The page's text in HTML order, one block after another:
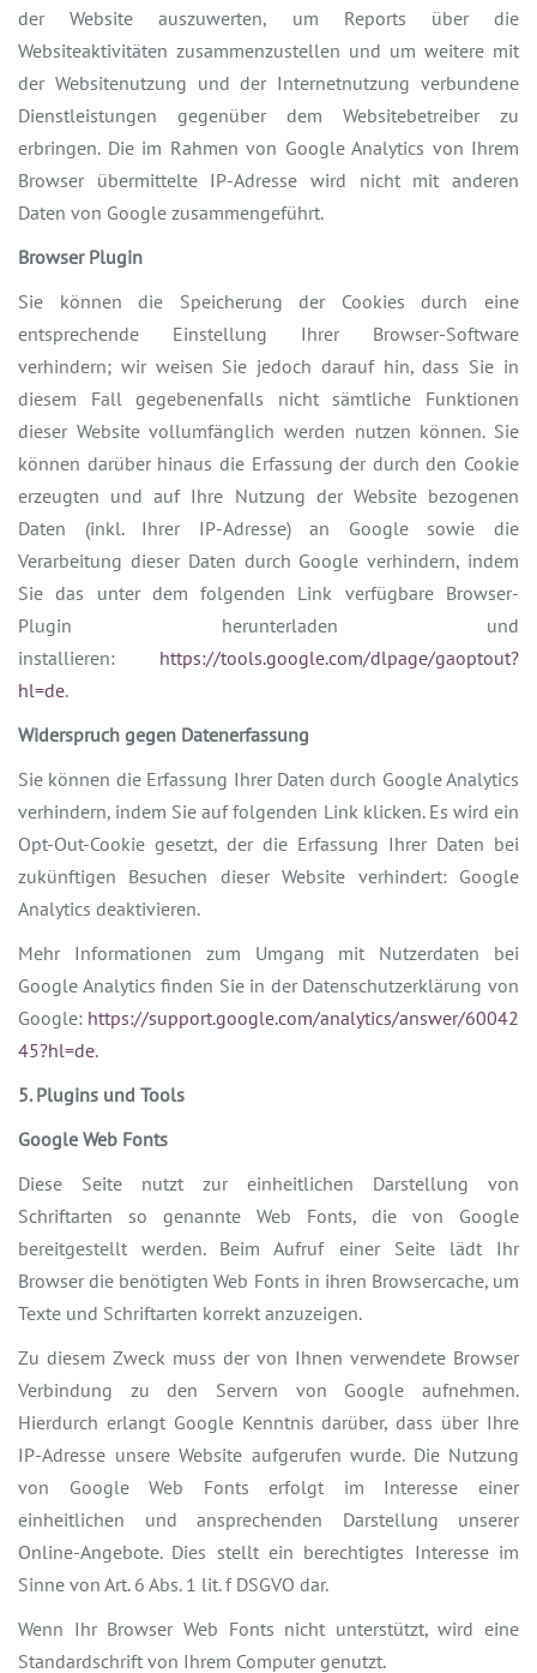
der Website auszuwerten, um Reports über die
Websiteaktivitäten zusammenzustellen und um weitere mit
der Websitenutzung und der Internetnutzung verbundene
Dienstleistungen gegenüber dem Websitebetreiber zu
erbringen. Die im Rahmen von Google Analytics von Ihrem
Browser übermittelte IP-Adresse wird nicht mit anderen
Daten von Google zusammengeführt.
Browser Plugin
Sie können die Speicherung der Cookies durch eine
entsprechende Einstellung Ihrer Browser-Software
verhindern; wir weisen Sie jedoch darauf hin, dass Sie in
diesem Fall gegebenenfalls nicht sämtliche Funktionen
dieser Website vollumfänglich werden nutzen können. Sie
können darüber hinaus die Erfassung der durch den Cookie
erzeugten und auf Ihre Nutzung der Website bezogenen
Daten (inkl. Ihrer IP-Adresse) an Google sowie die
Verarbeitung dieser Daten durch Google verhindern, indem
Sie das unter dem folgenden Link verfügbare Browser-
Plugin herunterladen und
installieren: https://tools.google.com/dlpage/gaoptout?
hl=de.
Widerspruch gegen Datenerfassung
Sie können die Erfassung Ihrer Daten durch Google Analytics
verhindern, indem Sie auf folgenden Link klicken. Es wird ein
Opt-Out-Cookie gesetzt, der die Erfassung Ihrer Daten bei
zukünftigen Besuchen dieser Website verhindert: Google
Analytics deaktivieren.
Mehr Informationen zum Umgang mit Nutzerdaten bei
Google Analytics finden Sie in der Datenschutzerklärung von
Google: https://support.google.com/analytics/answer/60042
45?hl=de.
5. Plugins und Tools
Google Web Fonts
Diese Seite nutzt zur einheitlichen Darstellung von
Schriftarten so genannte Web Fonts, die von Google
bereitgestellt werden. Beim Aufruf einer Seite lädt Ihr
Browser die benötigten Web Fonts in ihren Browsercache, um
Texte und Schriftarten korrekt anzuzeigen.
Zu diesem Zweck muss der von Ihnen verwendete Browser
Verbindung zu den Servern von Google aufnehmen.
Hierdurch erlangt Google Kenntnis darüber, dass über Ihre
IP-Adresse unsere Website aufgerufen wurde. Die Nutzung
von Google Web Fonts erfolgt im Interesse einer
einheitlichen und ansprechenden Darstellung unserer
Online-Angebote. Dies stellt ein berechtigtes Interesse im
Sinne von Art. 6 Abs. 1 lit. f DSGVO dar.
Wenn Ihr Browser Web Fonts nicht unterstützt, wird eine
Standardschrift von Ihrem Computer genutzt.